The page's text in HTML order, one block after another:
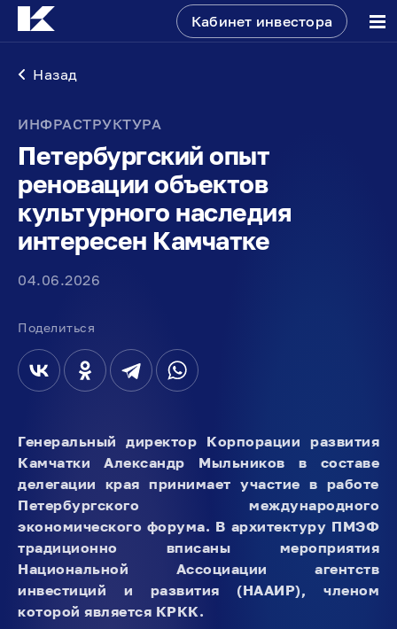
Кабинет инвестора
Назад
ИНФРАСТРУКТУРА
Петербургский опыт
реновации объектов
культурного наследия
интересен Камчатке
04.06.2026
Поделиться
Генеральный директор Корпорации развития
Камчатки Александр Мыльников в составе
делегации края принимает участие в работе
Петербургского международного
экономического форума. В архитектуру ПМЭФ
традиционно вписаны мероприятия
Национальной Ассоциации агентств
инвестиций и развития (НААИР), членом
которой является КРКК.